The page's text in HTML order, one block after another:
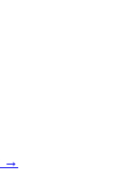
→